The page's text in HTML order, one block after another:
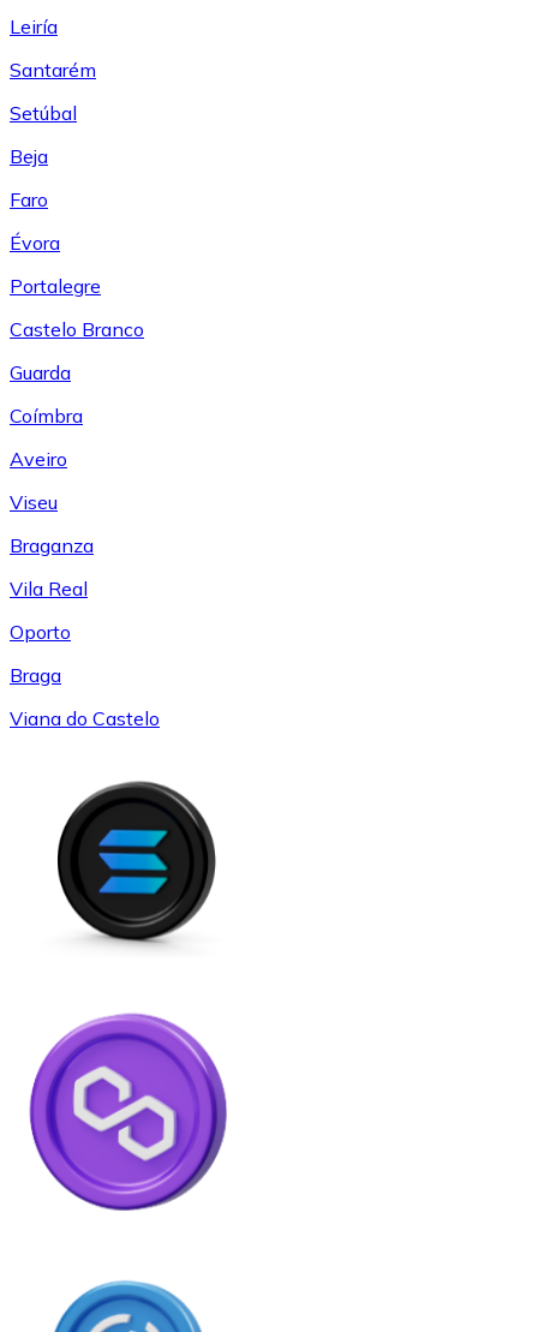
Leiría
Santarém
Setúbal
Beja
Faro
Évora
Portalegre
Castelo Branco
Guarda
Coímbra
Aveiro
Viseu
Braganza
Vila Real
Oporto
Braga
Viana do Castelo